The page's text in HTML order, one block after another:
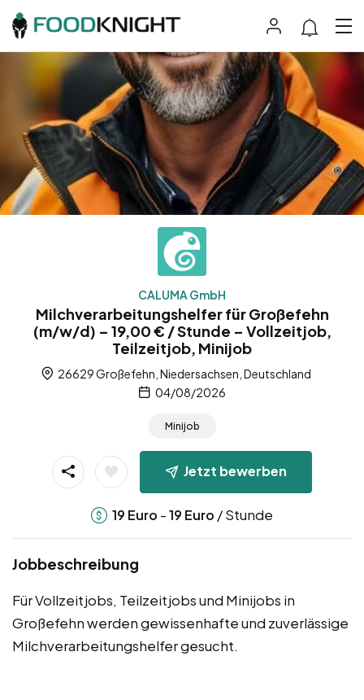
CALUMA GmbH
Milchverarbeitungshelfer für Großefehn
(m/w/d) – 19,00 € / Stunde – Vollzeitjob,
Teilzeitjob, Minijob
26629 Großefehn, Niedersachsen, Deutschland
04/08/2026
Minijob
Jetzt bewerben
19 Euro -19 Euro / Stunde
Jobbeschreibung
Für Vollzeitjobs, Teilzeitjobs und Minijobs in
Großefehn werden gewissenhafte und zuverlässige
Milchverarbeitungshelfer gesucht.